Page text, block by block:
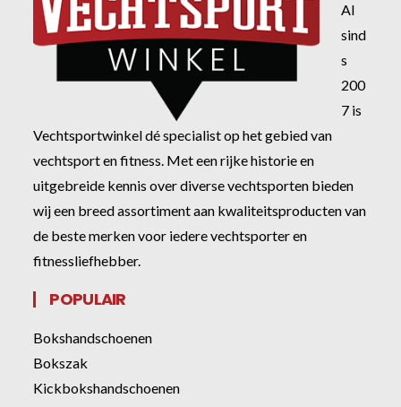
Al
sind
s
200
7 is
Vechtsportwinkel dé specialist op het gebied van
vechtsport en fitness. Met een rijke historie en
uitgebreide kennis over diverse vechtsporten bieden
wij een breed assortiment aan kwaliteitsproducten van
de beste merken voor iedere vechtsporter en
fitnessliefhebber.
POPULAIR
Bokshandschoenen
Bokszak
Kickbokshandschoenen